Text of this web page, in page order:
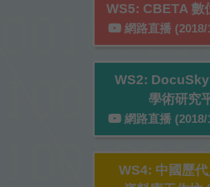
WS5: CBETA 數
網路直播 (2018/
WS2:
學術研究
網路直播 (2018/
WS4: 中國歷